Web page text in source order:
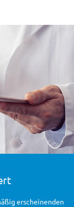
erscheinenden